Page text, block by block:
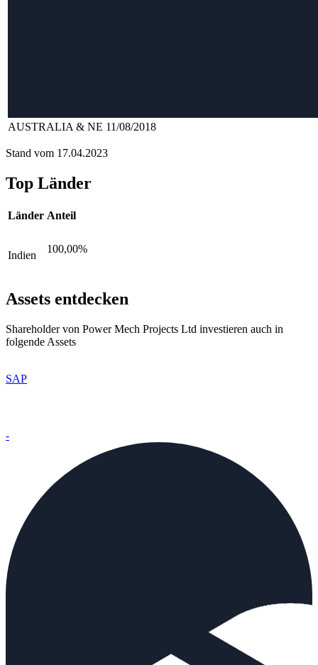
AUSTRALIA & NE 11/08/2018
Stand vom 17.04.2023
Top Länder
Länder Anteil
Indien
100,00%
Assets entdecken
Shareholder von Power Mech Projects Ltd investieren auch in
folgende Assets
SAP
-